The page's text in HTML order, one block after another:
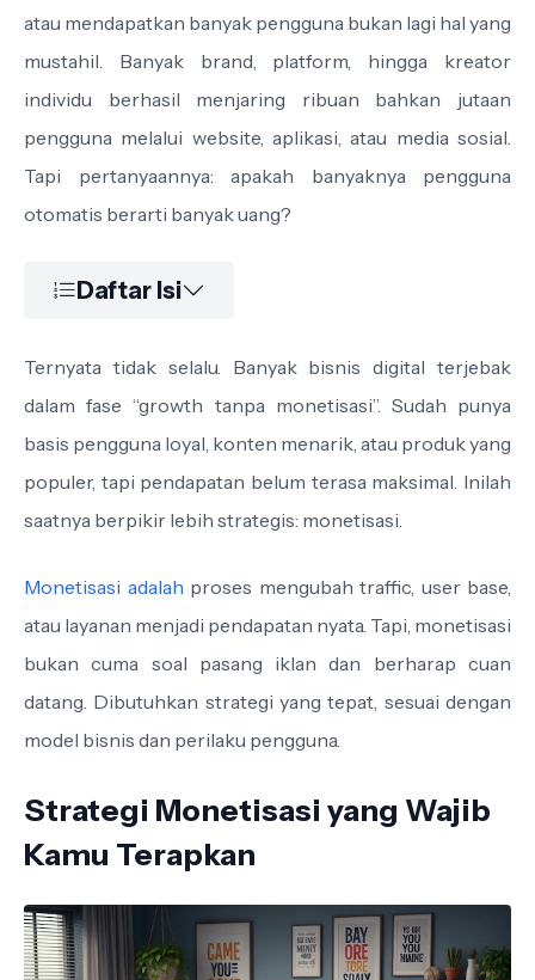
atau mendapatkan banyak pengguna bukan lagi hal yang
mustahil. Banyak brand, platform, hingga kreator
individu berhasil menjaring ribuan bahkan jutaan
pengguna melalui website, aplikasi, atau media sosial.
Tapi pertanyaannya: apakah banyaknya pengguna
otomatis berarti banyak uang?
Daftar Isi
Ternyata tidak selalu. Banyak bisnis digital terjebak
dalam fase “growth tanpa monetisasi”. Sudah punya
basis pengguna loyal, konten menarik, atau produk yang
populer, tapi pendapatan belum terasa maksimal. Inilah
saatnya berpikir lebih strategis: monetisasi.
Monetisasi adalah proses mengubah traffic, user base,
atau layanan menjadi pendapatan nyata. Tapi, monetisasi
bukan cuma soal pasang iklan dan berharap cuan
datang. Dibutuhkan strategi yang tepat, sesuai dengan
model bisnis dan perilaku pengguna.
Strategi Monetisasi yang Wajib
Kamu Terapkan